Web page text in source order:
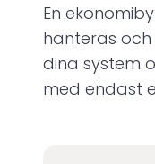
En
hanteras
dina system
med endast